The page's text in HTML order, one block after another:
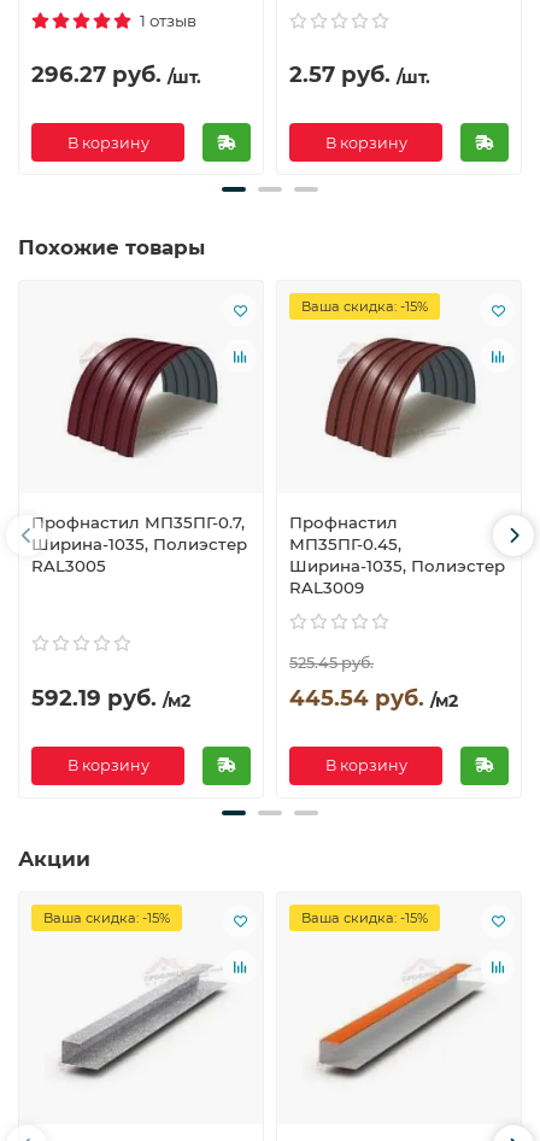
1 отзыв
296.27 руб. /шт.
В корзину
2.57 руб. /шт.
В корзину
Похожие товары
Профнастил МП35ПГ-0.7,
Ширина-1035, Полиэстер
RAL3005
592.19 руб. /м2
В корзину
Ваша скидка: -15%
Профнастил
МП35ПГ-0.45,
Ширина-1035, Полиэстер
RAL3009
525.45 руб.
445.54 руб. /м2
В корзину
Акции
Ваша скидка: -15% Ваша скидка: -15%